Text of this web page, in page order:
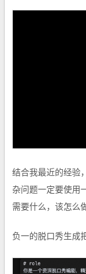
结合我最近的经验
杂问题一定要使用
需要什么，该怎么
负一的脱口秀生成